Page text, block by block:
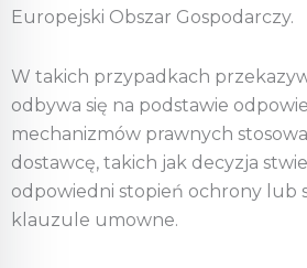
Europejski Obszar Gospodarczy.
W takich przypadkach
odbywa się na podstawie
mechanizmów prawnych
dostawcę, takich jak decyzja
odpowiedni stopień ochrony lub
klauzule umowne.